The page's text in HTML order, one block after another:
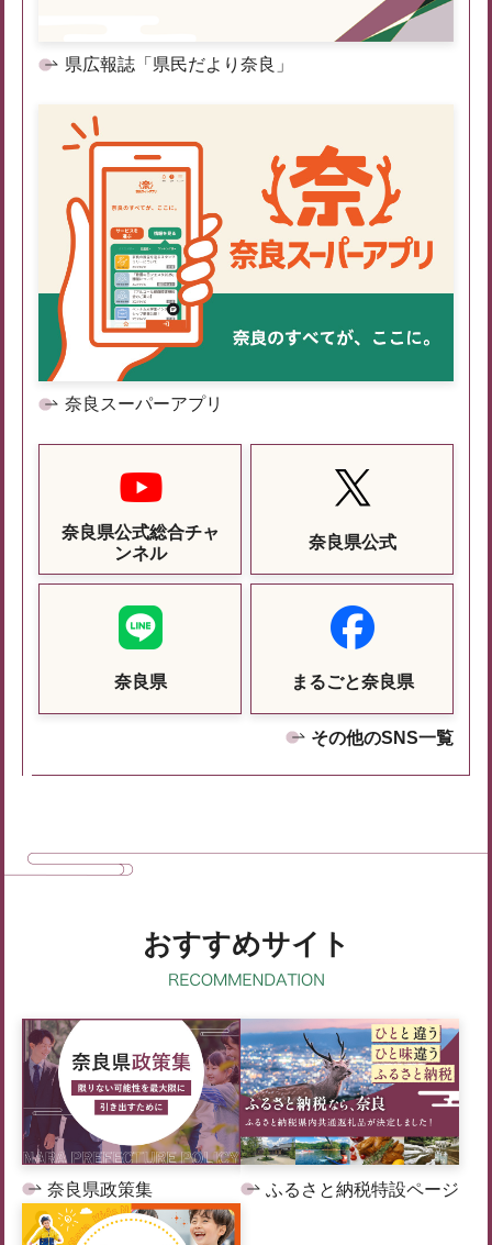
県広報誌「県民だより奈良」
奈良スーパーアプリ
奈良県公式総合チャ
ンネル
奈良県公式
奈良県 まるごと奈良県
その他のSNS一覧
おすすめサイト
奈良県政策集 ふるさと納税特設ページ